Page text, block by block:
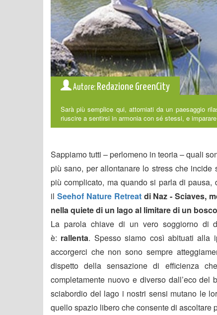
Autore: Redazione GreenCity
Sarà più semplice qui, attorniati da un paesaggio
riuscire a sentirsi in armonia con sé stessi, e
Sappiamo tutti – perlomeno in teoria – quali
più sano, per allontanare lo stress che
più complicato, ma quando si parla di
il Seehof Nature Retreat di Naz - Sciaves,
nella quiete di un lago al limitare di un bosco
La parola chiave di un vero soggiorno di
è: rallenta. Spesso siamo così abituati alla
accorgerci che non sono sempre
dispetto della sensazione di efficienza
completamente nuovo e diverso dall’eco
sciabordio del lago i nostri sensi mutano le
quello spazio libero che consente di ascoltare